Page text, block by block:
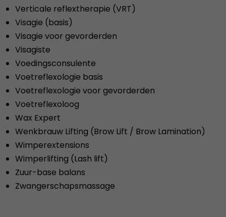
Verticale reflextherapie (VRT)
Visagie (basis)
Visagie voor gevorderden
Visagiste
Voedingsconsulente
Voetreflexologie basis
Voetreflexologie voor gevorderden
Voetreflexoloog
Wax Expert
Wenkbrauw Lifting (Brow Lift / Brow Lamination)
Wimperextensions
Wimperlifting (Lash lift)
Zuur-base balans
Zwangerschapsmassage